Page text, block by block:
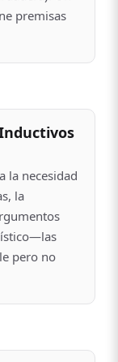
premisas
la necesidad
la
pero no